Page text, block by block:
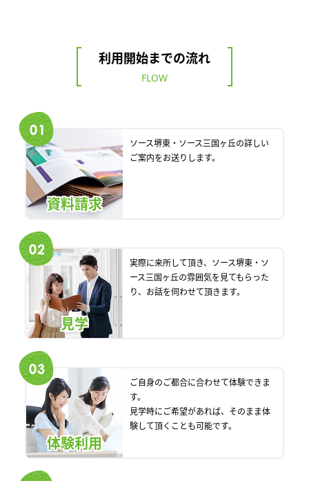
利用開始までの流れ
FLOW
資料請求
ソース堺東・ソース三国ヶ丘の詳しい
ご案内をお送りします。
見学
実際に来所して頂き、ソース堺東・ソ
ース三国ヶ丘の雰囲気を見てもらった
り、お話を伺わせて頂きます。
体験利用
ご自身のご都合に合わせて体験できま
す。
見学時にご希望があれば、そのまま体
験して頂くことも可能です。